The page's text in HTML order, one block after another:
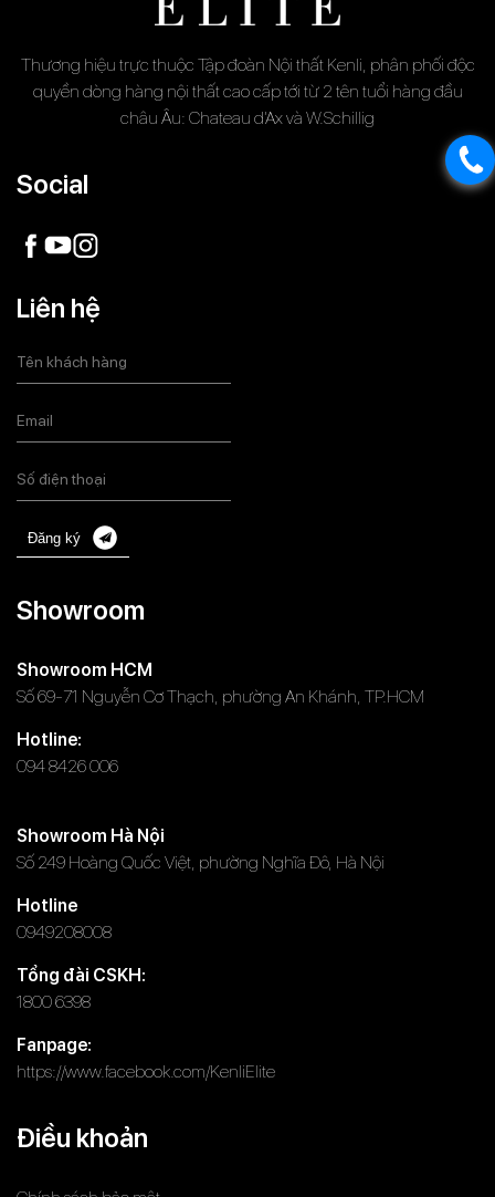
Thương hiệu trực thuộc Tập đoàn Nội thất Kenli, phân phối độc
quyền dòng hàng nội thất cao cấp tới từ 2 tên tuổi hàng đầu
châu Âu: Chateau d’Ax và W.Schillig
Showroom
Showroom HCM
Số 69-71 Nguyễn Cơ Thạch, phường An Khánh, TP.HCM
Hotline:
094 8426 006
Showroom Hà Nội
Số 249 Hoàng Quốc Việt, phường Nghĩa Đô, Hà Nội
Hotline
0949208008
Tổng đài CSKH:
1800 6398
Fanpage:
https://www.facebook.com/KenliElite
Social
Liên hệ
Đăng ký
Điều khoản